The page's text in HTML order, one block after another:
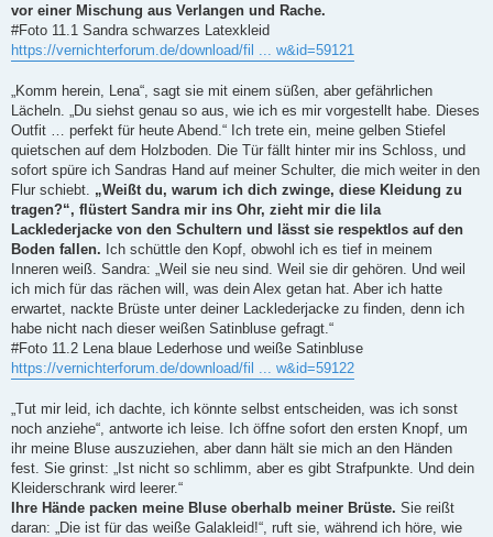
vor einer Mischung aus Verlangen und Rache.
#Foto 11.1 Sandra schwarzes Latexkleid
https://vernichterforum.de/download/fil ... w&id=59121
„Komm herein, Lena“, sagt sie mit einem süßen, aber gefährlichen
Lächeln. „Du siehst genau so aus, wie ich es mir vorgestellt habe. Dieses
Outfit … perfekt für heute Abend.“ Ich trete ein, meine gelben Stiefel
quietschen auf dem Holzboden. Die Tür fällt hinter mir ins Schloss, und
sofort spüre ich Sandras Hand auf meiner Schulter, die mich weiter in den
Flur schiebt. „Weißt du, warum ich dich zwinge, diese Kleidung zu
tragen?“, flüstert Sandra mir ins Ohr, zieht mir die lila
Lacklederjacke von den Schultern und lässt sie respektlos auf den
Boden fallen. Ich schüttle den Kopf, obwohl ich es tief in meinem
Inneren weiß. Sandra: „Weil sie neu sind. Weil sie dir gehören. Und weil
ich mich für das rächen will, was dein Alex getan hat. Aber ich hatte
erwartet, nackte Brüste unter deiner Lacklederjacke zu finden, denn ich
habe nicht nach dieser weißen Satinbluse gefragt.“
#Foto 11.2 Lena blaue Lederhose und weiße Satinbluse
https://vernichterforum.de/download/fil ... w&id=59122
„Tut mir leid, ich dachte, ich könnte selbst entscheiden, was ich sonst
noch anziehe“, antworte ich leise. Ich öffne sofort den ersten Knopf, um
ihr meine Bluse auszuziehen, aber dann hält sie mich an den Händen
fest. Sie grinst: „Ist nicht so schlimm, aber es gibt Strafpunkte. Und dein
Kleiderschrank wird leerer.“
Ihre Hände packen meine Bluse oberhalb meiner Brüste. Sie reißt
daran: „Die ist für das weiße Galakleid!“, ruft sie, während ich höre, wie